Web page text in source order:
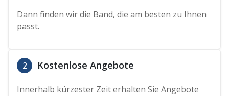
Dann finden wir die Band, die am besten zu Ihnen
passt.
2 Kostenlose Angebote
Innerhalb kürzester Zeit erhalten Sie Angebote